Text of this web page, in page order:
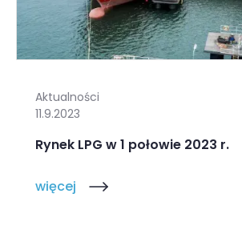
Aktualności
11.9.2023
Rynek LPG w 1 połowie 2023 r.
więcej